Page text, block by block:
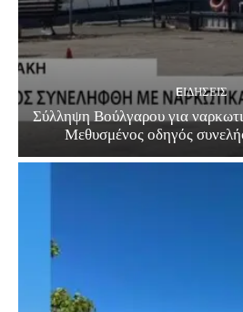
EΙΔΗΣΕΙΣ
Σύλληψη Βούλγαρου για
Μεθυσμένος οδηγός